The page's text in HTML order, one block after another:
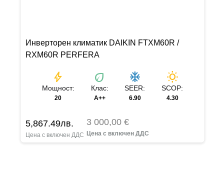
Инверторен климатик DAIKIN FTXM60R /
RXM60R PERFERA
bolt
Мощност:
20
eco
Клас:
A++
ac_unit
SEER:
6.90
wb_sunny
SCOP:
4.30
5,867.49лв. 3 000,00 €